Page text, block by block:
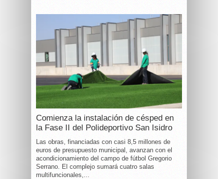
Comienza la instalación de césped en
la Fase II del Polideportivo San Isidro
Las obras, financiadas con casi 8,5 millones de
euros de presupuesto municipal, avanzan con el
acondicionamiento del campo de fútbol Gregorio
Serrano. El complejo sumará cuatro salas
multifuncionales,...